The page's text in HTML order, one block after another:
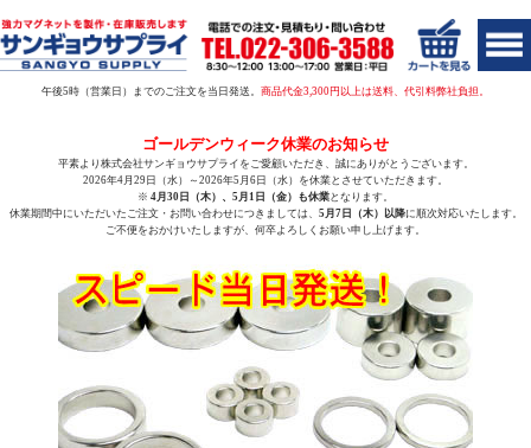
午後5時（営業日）までのご注文を当日発送。 商品代金3,300円以上は送料、代引料弊社負担。
ゴールデンウィーク休業のお知らせ
平素より株式会社サンギョウサプライをご愛顧いただき、誠にありがとうございます。
2026年4月29日（水）～2026年5月6日（水） を休業とさせていただきます。
※ 4月30日（木）、5月1日（金）も休業となります。
休業期間中にいただいたご注文・お問い合わせにつきましては、 5月7日（木）以降に順次対応いたします。
ご不便をおかけいたしますが、何卒よろしくお願い申し上げます。